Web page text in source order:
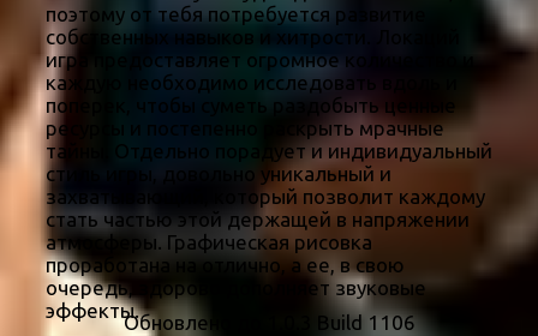
поэтому от тебя потребуется развитие
собственных навыков и хитрости. Локаций
игра предоставляет огромное количество и
каждую необходимо исследовать вдоль и
поперек, чтобы суметь раздобыть ценные
ресурсы и постепенно раскрыть мрачные
тайны. Отдельно порадует и индивидуальный
стиль игры, довольно уникальный и
захватывающий, который позволит каждому
стать частью этой держащей в напряжении
атмосферы. Графическая рисовка
проработана на отлично, а ее, в свою
очередь, здорово дополняет звуковые
эффекты.
Обновлено до 1.0.3 Build 1106